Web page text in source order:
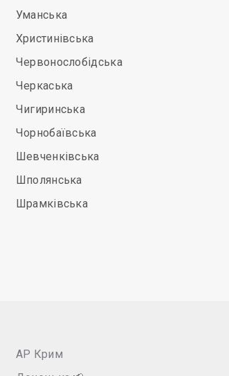
Уманська
Христинівська
Червонослобідська
Черкаська
Чигиринська
Чорнобаївська
Шевченківська
Шполянська
Шрамківська
АР Крим